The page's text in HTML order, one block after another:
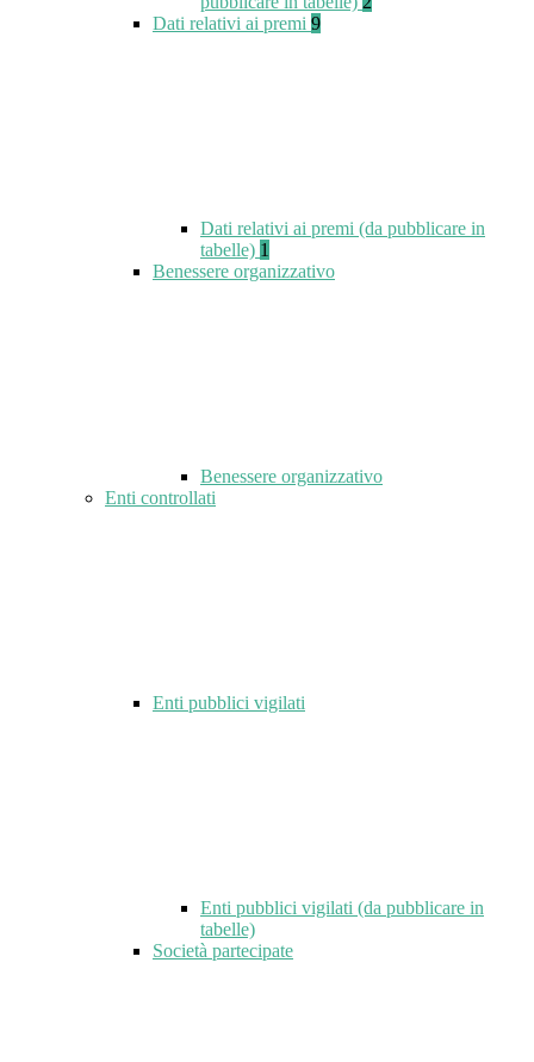
Dati relativi ai premi 9
Dati relativi ai premi (da pubblicare in
tabelle) 1
Benessere organizzativo
Benessere organizzativo
Enti controllati
Enti pubblici vigilati
Enti pubblici vigilati (da pubblicare in
tabelle)
Società partecipate